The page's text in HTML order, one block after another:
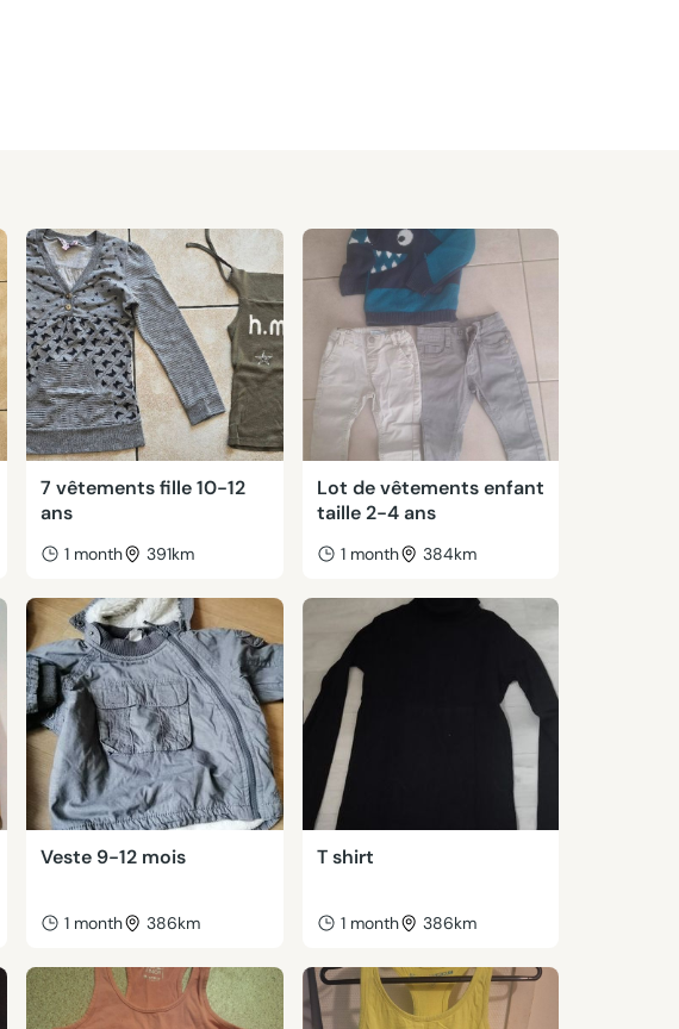
7 vêtements fille 10-12
ans
1 month 391km
Lot de vêtements enfant
taille 2-4 ans
1 month 384km
Veste 9-12 mois
1 month 386km
T shirt
1 month 386km